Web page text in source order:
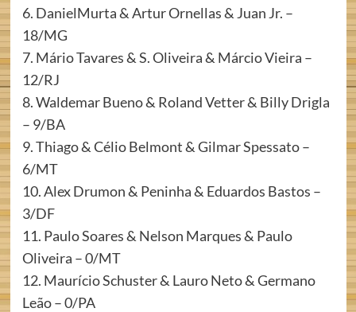
6. DanielMurta & Artur Ornellas & Juan Jr. –
18/MG
7. Mário Tavares & S. Oliveira & Márcio Vieira –
12/RJ
8. Waldemar Bueno & Roland Vetter & Billy Drigla
– 9/BA
9. Thiago & Célio Belmont & Gilmar Spessato –
6/MT
10. Alex Drumon & Peninha & Eduardos Bastos –
3/DF
11. Paulo Soares & Nelson Marques & Paulo
Oliveira – 0/MT
12. Maurício Schuster & Lauro Neto & Germano
Leão – 0/PA